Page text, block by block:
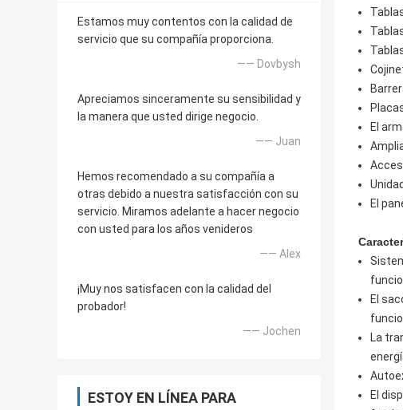
Estamos muy contentos con la calidad de
servicio que su compañía proporciona.
—— Dovbysh
Apreciamos sinceramente su sensibilidad y
la manera que usted dirige negocio.
—— Juan
Hemos recomendado a su compañía a
otras debido a nuestra satisfacción con su
servicio. Miramos adelante a hacer negocio
con usted para los años venideros
—— Alex
¡Muy nos satisfacen con la calidad del
probador!
—— Jochen
ESTOY EN LÍNEA PARA
El
El
El
La
El